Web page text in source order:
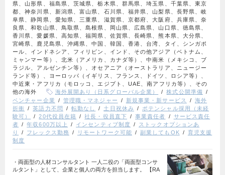
県、山形県、福島県、茨城県、栃木県、群馬県、埼玉県、千葉県、東京
都、神奈川県、新潟県、富山県、石川県、福井県、山梨県、長野県、岐
阜県、静岡県、愛知県、三重県、滋賀県、京都府、大阪府、兵庫県、奈
良県、和歌山県、鳥取県、島根県、岡山県、広島県、山口県、徳島県、
香川県、愛媛県、高知県、福岡県、佐賀県、長崎県、熊本県、大分県、
宮崎県、鹿児島県、沖縄県、中国、韓国、香港、台湾、タイ、シンガポ
ール、インドネシア、フィリピン、インド、その他アジア（ベトナム、
ミャンマー等）、北米（アメリカ、カナダ等）、中南米（メキシコ、ブ
ラジル、アルゼンチン等）、オセアニア（オーストラリア、ニュージー
ランド等）、ヨーロッパ（イギリス、フランス、ドイツ、ロシア等）、
中近東・アフリカ（モロッコ、エジプト、UAE、南アフリカ等）、その
他の海外
海外展開あり（日系グローバル企業）
株式公開準備
ベンチャー企業
管理職・マネジャー 新規事業・新サービス
海外
折衝
英語力不問 転勤なし 土日祝休み
ポテンシャル採用（未経
験可）
20代役員在籍 社長・役員直下 事業責任者
サービス責任
者
年収600万以上 インセンティブ制度
ストックオプションあ
り
フレックス勤務 リモートワーク可能 副業してもOK
育児支援
制度
・両面型の人材コンサルタント 一人二役の「両面型コンサ
ルタント」として、企業と個人の両方を担当します。 【RA